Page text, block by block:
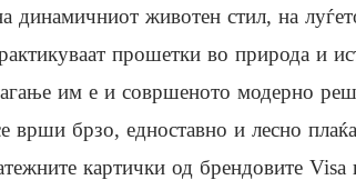
динамичниот животен стил, на
прошетки во природа и
им е и совршеното модерно
врши брзо, едноставно и лесно
картички од брендовите Visa